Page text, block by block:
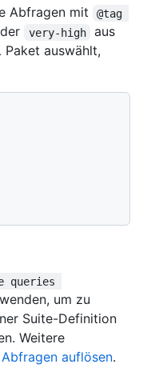
Abfragen mit
@tag
very-high
aus
Paket auswählt,
queries
um zu
Suite-Definition
Weitere
Abfragen auflösen.